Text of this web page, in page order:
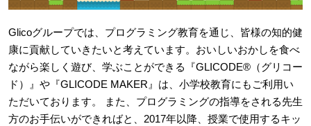
Glicoグループでは、プログラミング教育を通じ、皆様の知的健
康に貢献していきたいと考えています。おいしいおかしを食べ
ながら楽しく遊び、学ぶことができる『GLICODE®（グリコー
ド）』や『GLICODE MAKER』は、小学校教育にもご利用い
ただいております。 また、プログラミングの指導をされる先生
方のお手伝いができればと、2017年以降、授業で使用するキッ